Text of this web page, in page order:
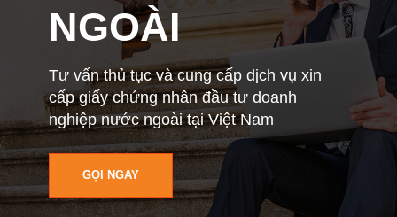
NGOÀI
Tư vấn thủ tục và cung cấp dịch vụ xin
cấp giấy chứng nhân đầu tư doanh
nghiệp nước ngoài tại Việt Nam
GỌI NGAY